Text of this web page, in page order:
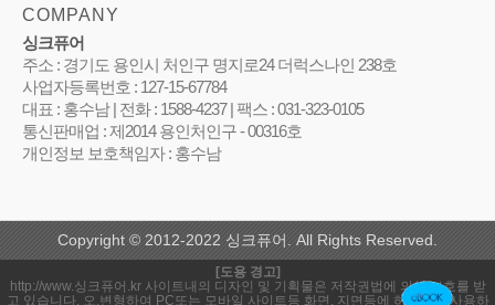
COMPANY
싱크퓨어
주소 : 경기도 용인시 처인구 명지로24 더럭스나인 238호
사업자등록번호 : 127-15-67784
대표 : 홍수남 | 전화 : 1588-4237 | 팩스 : 031-323-0105
통신판매업 : 제2014 용인처인구 - 00316호
개인정보 보호책임자 : 홍수남
Copyright © 2012-2022 싱크퓨어. All Rights Reserved.
[도용 경고]
http://www.싱크퓨어.kr 사이트내의 디자인 및 기획물은 저작권법에 의해 보호를 받
고 있습니다. 오,변형하여 PC또는 모바일 사이트등 화면, 지면등에 허락없이 사용하